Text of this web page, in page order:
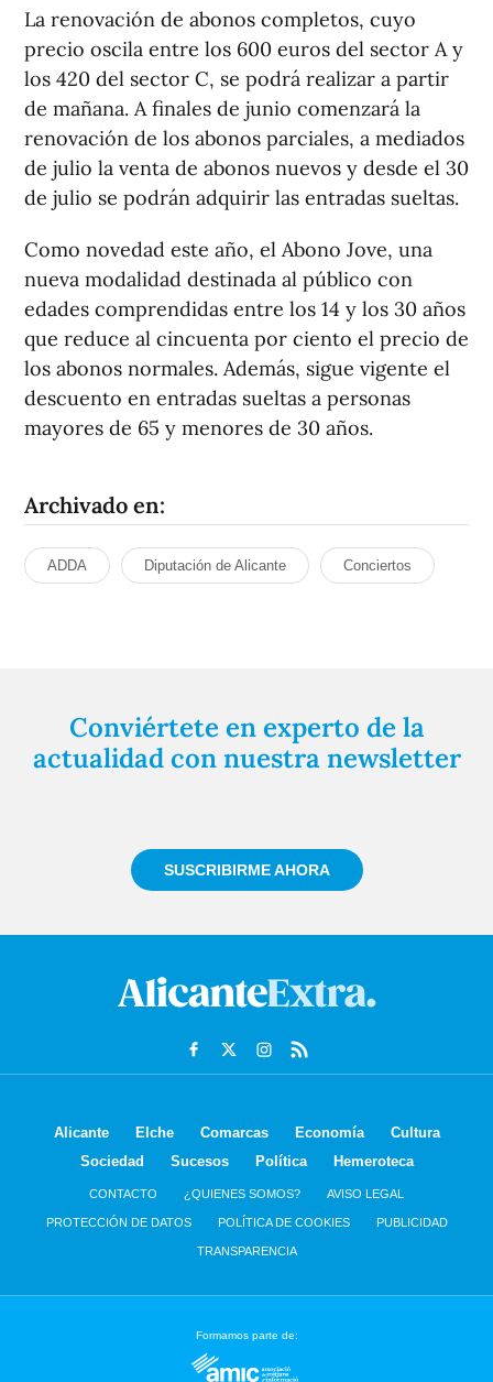
La renovación de abonos completos, cuyo
precio oscila entre los 600 euros del sector A y
los 420 del sector C, se podrá realizar a partir
de mañana. A finales de junio comenzará la
renovación de los abonos parciales, a mediados
de julio la venta de abonos nuevos y desde el 30
de julio se podrán adquirir las entradas sueltas.
Como novedad este año, el Abono Jove, una
nueva modalidad destinada al público con
edades comprendidas entre los 14 y los 30 años
que reduce al cincuenta por ciento el precio de
los abonos normales. Además, sigue vigente el
descuento en entradas sueltas a personas
mayores de 65 y menores de 30 años.
Archivado en:
ADDA Diputación de Alicante Conciertos
Conviértete en experto de la
actualidad con nuestra newsletter
SUSCRIBIRME AHORA
Alicante Elche Comarcas Economía
Cultura
Sociedad
Sucesos Política Hemeroteca
CONTACTO ¿QUIENES SOMOS? AVISO LEGAL
PROTECCIÓN DE DATOS POLÍTICA DE COOKIES PUBLICIDAD
TRANSPARENCIA
Formamos parte de: